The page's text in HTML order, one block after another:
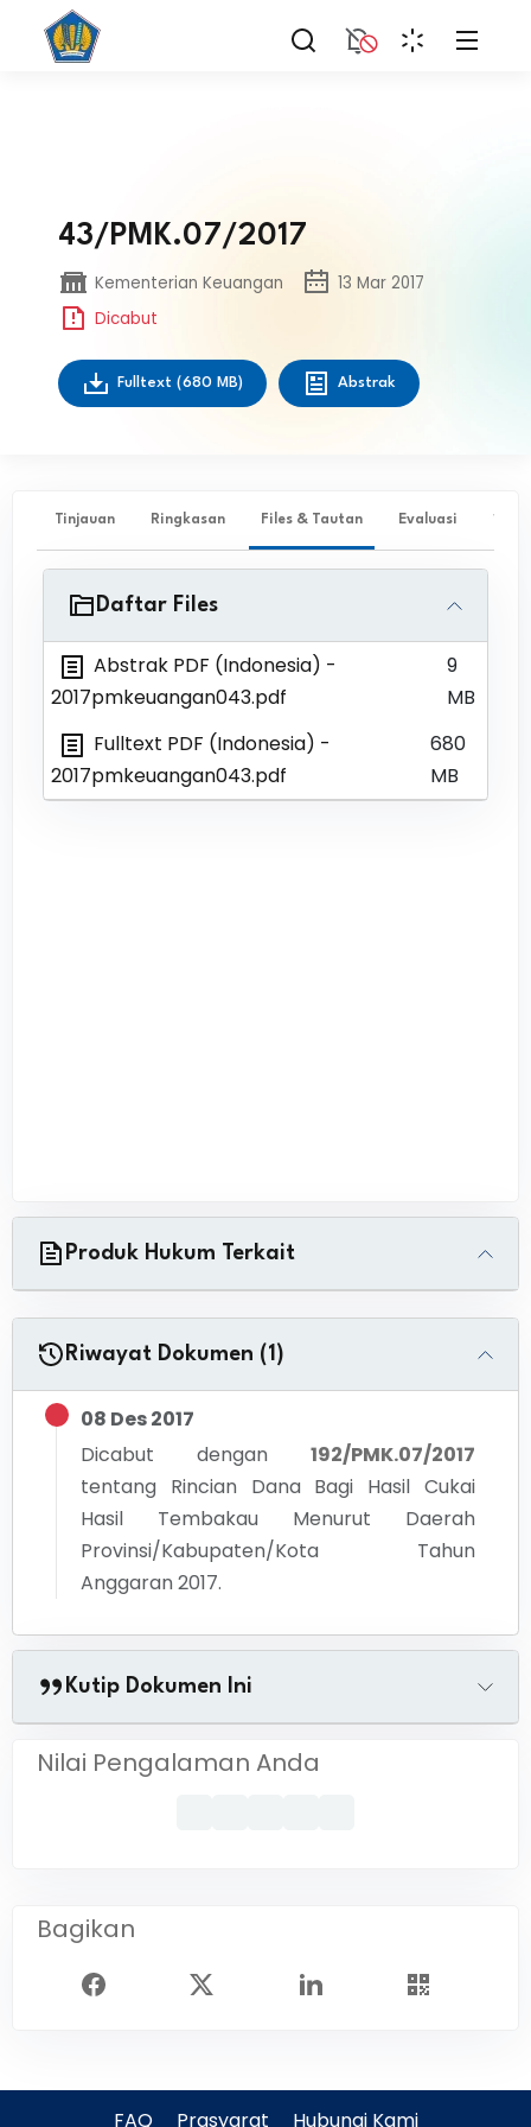
43/PMK.07/2017
Kementerian Keuangan
13 Mar 2017
Dicabut
Fulltext (680 MB) Abstrak
Tinjauan Ringkasan Files & Tautan Evaluasi ✨
Daftar Files
Abstrak PDF (Indonesia) -
2017pmkeuangan043.pdf
9
MB
Fulltext PDF (Indonesia) -
2017pmkeuangan043.pdf
680
MB
Produk Hukum Terkait
Riwayat Dokumen (1)
08 Des 2017
Dicabut dengan
192/PMK.07/2017
tentang Rincian Dana Bagi Hasil Cukai
Hasil Tembakau Menurut Daerah
Provinsi/Kabupaten/Kota Tahun
Anggaran 2017.
Kutip Dokumen Ini
Nilai Pengalaman Anda
Bagikan
FAQ Prasyarat Hubungi Kami